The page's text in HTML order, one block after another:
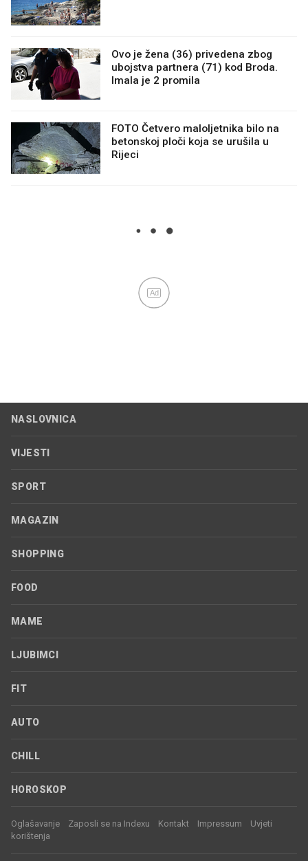
Ovo je žena (36) privedena zbog
ubojstva partnera (71) kod Broda.
Imala je 2 promila
FOTO Četvero maloljetnika bilo na
betonskoj ploči koja se urušila u
Rijeci
Ad
NASLOVNICA
VIJESTI
SPORT
MAGAZIN
SHOPPING
FOOD
MAME
LJUBIMCI
FIT
AUTO
CHILL
HOROSKOP
Oglašavanje Zaposli se na Indexu Kontakt Impressum
Uvjeti
korištenja